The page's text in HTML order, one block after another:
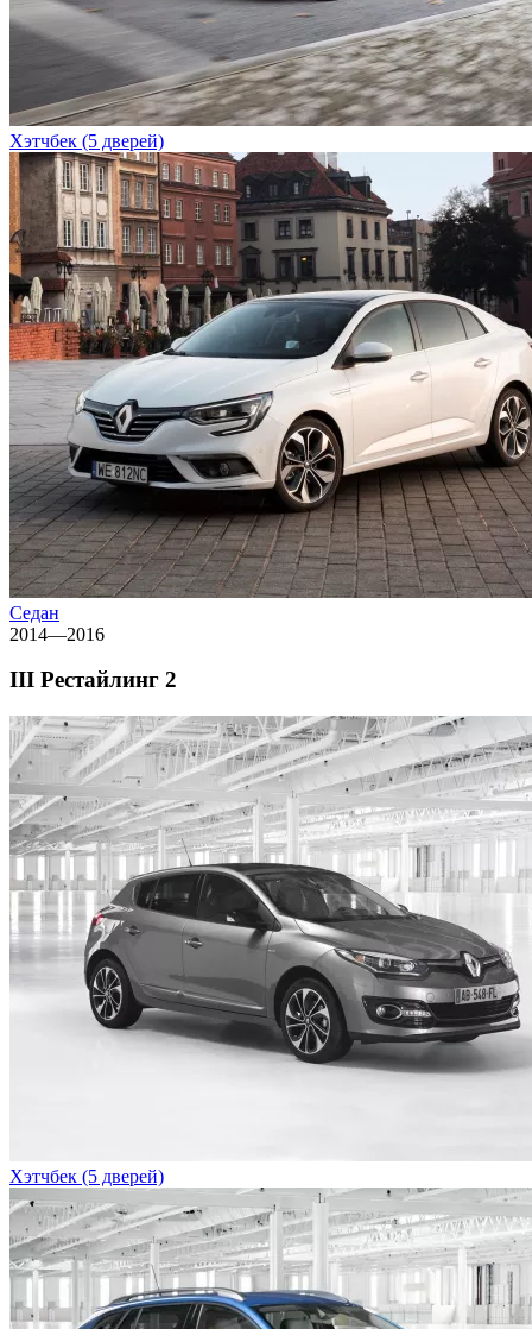
Хэтчбек (5 дверей)
Седан
2014—2016
III Рестайлинг 2
Хэтчбек (5 дверей)